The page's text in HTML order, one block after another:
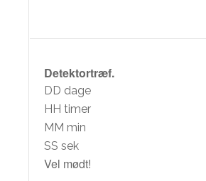
Detektortræf.
DD dage
HH timer
MM min
SS sek
Vel mødt!